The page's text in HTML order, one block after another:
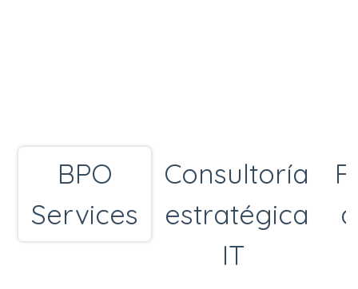
BPO
Services
Consultoría
estratégica
IT